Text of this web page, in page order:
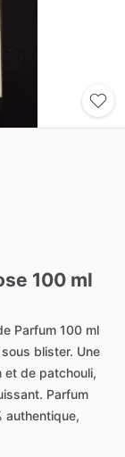
100 ml
Parfum 100 ml
sous blister. Une
et de patchouli,
Parfum
authentique,